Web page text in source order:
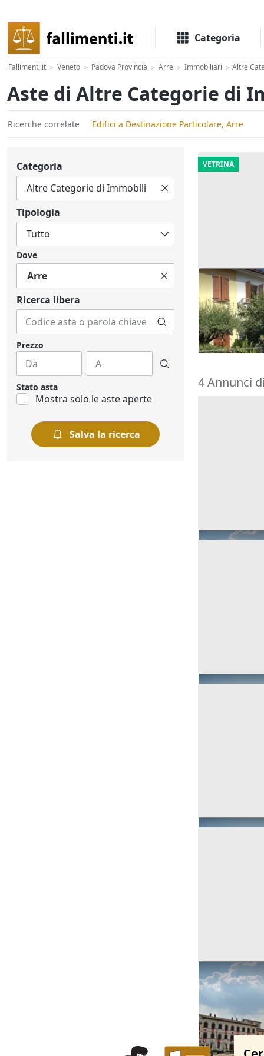
Categoria
Fallimenti.it > Veneto > Padova Provincia > Arre > Immobiliari > Altre
Aste di Altre Categorie di
Ricerche correlate Edifici a Destinazione Particolare, Arre
Categoria
Tipologia
Dove
Arre
Ricerca libera
Prezzo
Stato asta
Mostra solo le aste aperte
Salva la ricerca
VETRINA
Asta
cortile e
195.000 €
20/10/2026
4 Annunci
Ricerche